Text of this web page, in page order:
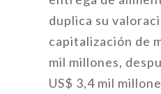
duplica su
capitalización de
mil millones,
US$ 3,4 mil